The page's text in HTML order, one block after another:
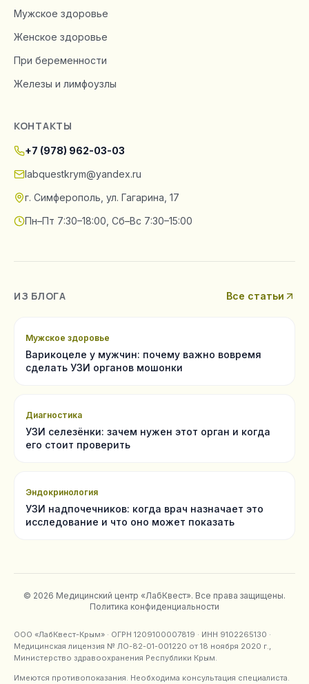
Мужское здоровье
Женское здоровье
При беременности
Железы и лимфоузлы
КОНТАКТЫ
+7 (978) 962-03-03
labquestkrym@yandex.ru
г. Симферополь, ул. Гагарина, 17
Пн–Пт 7:30–18:00, Сб–Вс 7:30–15:00
ИЗ БЛОГА Все статьи
Мужское здоровье
Варикоцеле у мужчин: почему важно вовремя
сделать УЗИ органов мошонки
Диагностика
УЗИ селезёнки: зачем нужен этот орган и когда
его стоит проверить
Эндокринология
УЗИ надпочечников: когда врач назначает это
исследование и что оно может показать
© 2026 Медицинский центр «ЛабКвест». Все права защищены.
Политика конфиденциальности
ООО «ЛабКвест-Крым» · ОГРН 1209100007819 · ИНН 9102265130 ·
Медицинская лицензия № ЛО-82-01-001220 от 18 ноября 2020 г.,
Министерство здравоохранения Республики Крым.
Имеются противопоказания. Необходима консультация специалиста.